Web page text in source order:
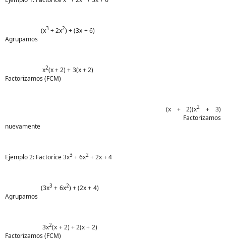
(x3+ 2x2) + (3x + 6)
Agrupamos
x2(x + 2) + 3(x + 2)
Factorizamos (FCM)
(x + 2)(x2
+ 3)
Factorizamos
nuevamente
Ejemplo 2: Factorice 3x3 + 6x2 + 2x + 4
(3x3 + 6x2) + (2x + 4)
Agrupamos
3x2(x + 2) + 2(x + 2)
Factorizamos (FCM)